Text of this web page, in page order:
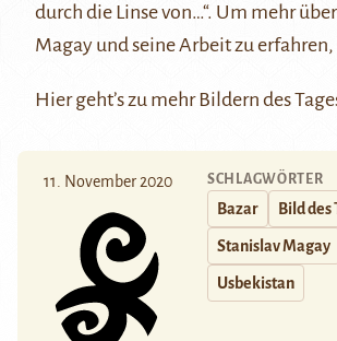
durch die Linse von…“. Um mehr
Magay und seine Arbeit zu
Hiergeht’s zu mehr Bildern des
11. November 2020 SCHLAGWÖRTER
Bazar Bild des
Stanislav Magay
Usbekistan